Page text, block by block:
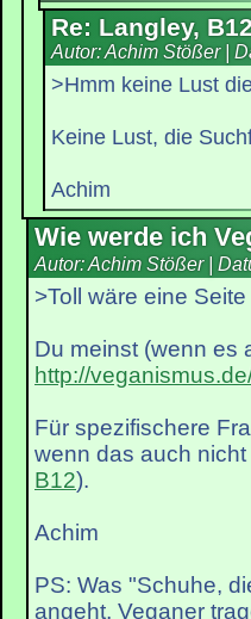
Re: Langley,
Autor: Achim Stößer |
>Hmm keine Lust
Keine Lust, die
Achim
Wie werde ich
Autor: Achim Stößer |
>Toll wäre eine
Du meinst (wenn es
http://
Für spezifischere
wenn das auch
B12).
Achim
PS: Was "Schuhe,
angeht, Veganer